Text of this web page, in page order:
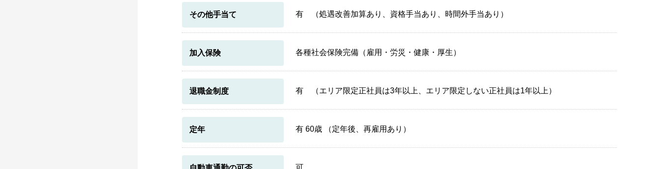
その他手当て 有 （処遇改善加算あり、資格手当あり、時間外手当あり）
加入保険 各種社会保険完備（雇用・労災・健康・厚生）
退職金制度 有 （エリア限定正社員は3年以上、エリア限定しない正社員は1年以上）
定年 有 60歳 （定年後、再雇用あり）
可